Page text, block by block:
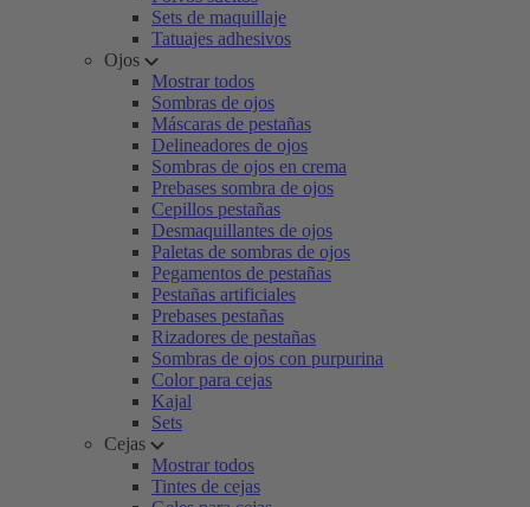
Sets de maquillaje
Tatuajes adhesivos
Ojos
Mostrar todos
Sombras de ojos
Máscaras de pestañas
Delineadores de ojos
Sombras de ojos en crema
Prebases sombra de ojos
Cepillos pestañas
Desmaquillantes de ojos
Paletas de sombras de ojos
Pegamentos de pestañas
Pestañas artificiales
Prebases pestañas
Rizadores de pestañas
Sombras de ojos con purpurina
Color para cejas
Kajal
Sets
Cejas
Mostrar todos
Tintes de cejas